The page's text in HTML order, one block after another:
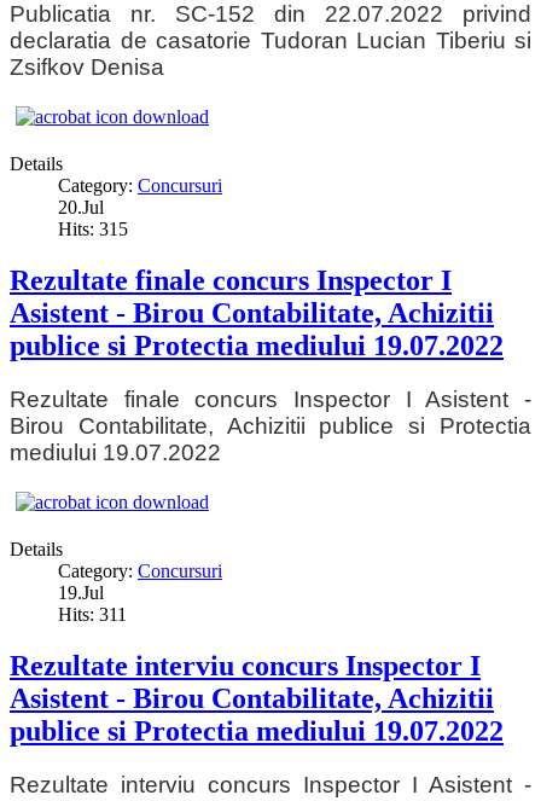
Publicatia nr. SC-152 din 22.07.2022 privind
declaratia de casatorie Tudoran Lucian Tiberiu si
Zsifkov Denisa
Details
Category: Concursuri
20.Jul
Hits: 315
Rezultate finale concurs Inspector I
Asistent - Birou Contabilitate, Achizitii
publice si Protectia mediului 19.07.2022
Rezultate finale concurs Inspector I Asistent -
Birou Contabilitate, Achizitii publice si Protectia
mediului 19.07.2022
Details
Category: Concursuri
19.Jul
Hits: 311
Rezultate interviu concurs Inspector I
Asistent - Birou Contabilitate, Achizitii
publice si Protectia mediului 19.07.2022
Rezultate interviu concurs Inspector I Asistent -